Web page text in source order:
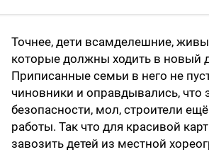
Точнее, дети всамделешние,
которые должны ходить в новый
Приписанные семьи в него не
чиновники и оправдывались, что
безопасности, мол, строители
работы. Так что для красивой
завозить детей из местной